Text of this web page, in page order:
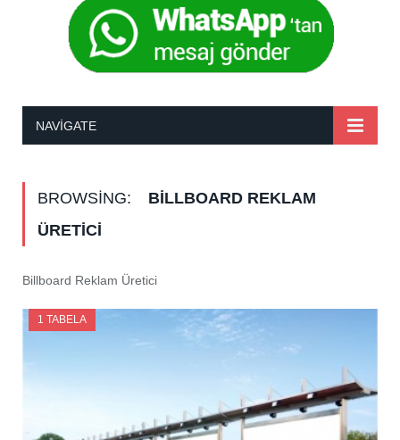
NAVIGATE
BROWSING:
BILLBOARD REKLAM
ÜRETICI
Billboard Reklam Üretici
1 TABELA